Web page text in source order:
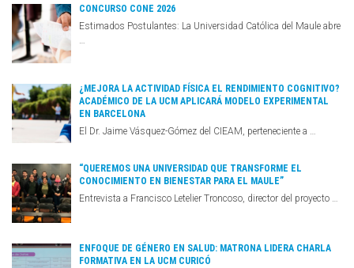
CONCURSO CONE 2026
Estimados Postulantes: La Universidad Católica del Maule abre
…
¿MEJORA LA ACTIVIDAD FÍSICA EL RENDIMIENTO COGNITIVO?
ACADÉMICO DE LA UCM APLICARÁ MODELO EXPERIMENTAL
EN BARCELONA
El Dr. Jaime Vásquez-Gómez del CIEAM, perteneciente a …
“QUEREMOS UNA UNIVERSIDAD QUE TRANSFORME EL
CONOCIMIENTO EN BIENESTAR PARA EL MAULE”
Entrevista a Francisco Letelier Troncoso, director del proyecto …
ENFOQUE DE GÉNERO EN SALUD: MATRONA LIDERA CHARLA
FORMATIVA EN LA UCM CURICÓ